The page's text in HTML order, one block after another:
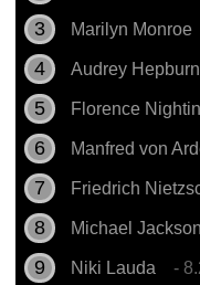
Marilyn Monroe
Audrey Hepburn
Florence
Manfred von
Friedrich
Michael Jackson
Niki Lauda -